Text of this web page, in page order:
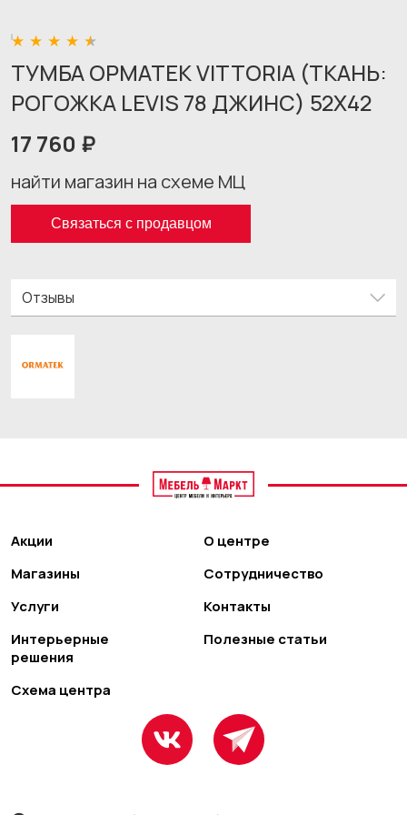
ТУМБА ОРМАТЕК VITTORIA (ТКАНЬ:
РОГОЖКА LEVIS 78 ДЖИНС) 52X42
17 760 ₽
найти магазин на схеме МЦ
Связаться с продавцом
Отзывы
Акции
Магазины
Услуги
Интерьерные
решения
Схема центра
О центре
Сотрудничество
Контакты
Полезные статьи